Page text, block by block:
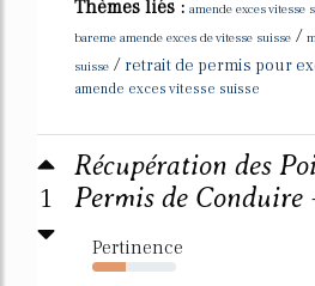
Thèmes liés : amende exces vitesse
bareme amende exces de vitesse suisse /
suisse / retrait de permis pour
amende exces vitesse suisse
1
Récupération des
Permis de Conduire
Pertinence
40%